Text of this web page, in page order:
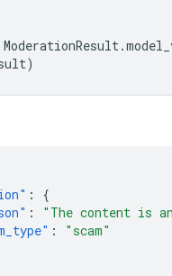
ModerationResult.
)
:
{
:
"The content is
:
"scam"